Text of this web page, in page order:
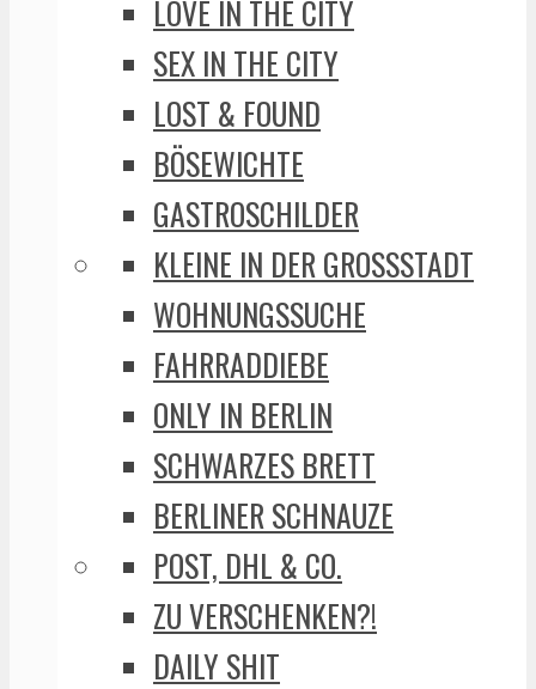
LOVE IN THE CITY
SEX IN THE CITY
LOST & FOUND
BÖSEWICHTE
GASTROSCHILDER
KLEINE IN DER GROSSSTADT
WOHNUNGSSUCHE
FAHRRADDIEBE
ONLY IN BERLIN
SCHWARZES BRETT
BERLINER SCHNAUZE
POST, DHL & CO.
ZU VERSCHENKEN?!
DAILY SHIT